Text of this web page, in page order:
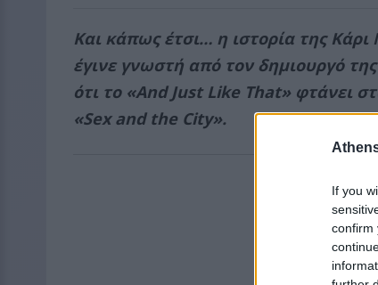
If you
confirm
Και κάπως έτσι… η ιστορία της
έγινε γνωστή από τον δημιουργό
ότι το «And Just Like That» φτάνει
«Sex and the City».